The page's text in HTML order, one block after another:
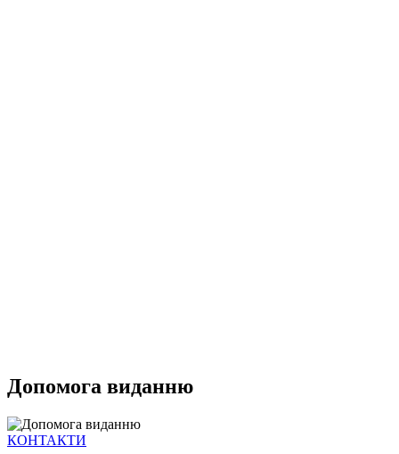
Допомога виданню
КОНТАКТИ